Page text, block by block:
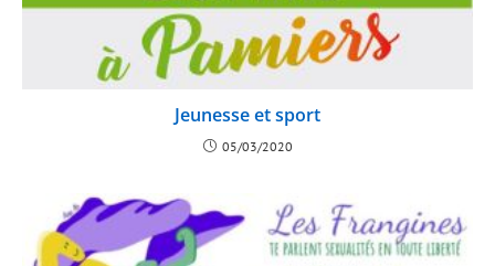
Jeunesse et sport
05/03/2020